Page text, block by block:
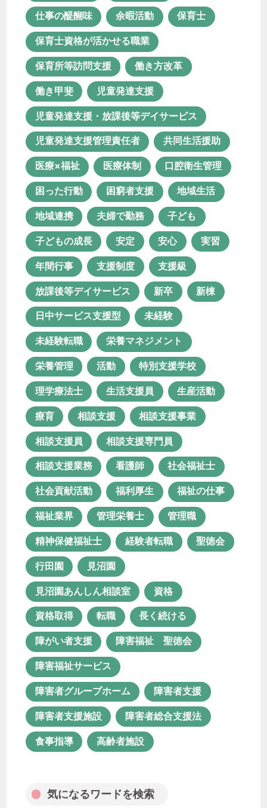
医療体制 口腔衛生管理
困った行動 困窮者支援
地域連携 夫婦で勤務 子ども
子どもの成長 安定 安心
実習 年間行事 支援制度
支援級 放課後等デイサービス
新卒 新棟 日中サービス支援型
未経験 未経験転職
栄養マネジメント 栄養管理 活動
特別支援学校 理学療法士
生活支援員 生産活動 療育
相談支援 相談支援事業
相談支援員 相談支援専門員
相談支援業務 看護師 社会福祉士
社会貢献活動 福利厚生
福祉の仕事 福祉業界 管理栄養士
管理職 精神保健福祉士
経験者転職 聖徳会 行田園
見沼園 見沼園あんしん相談室
資格 資格取得 転職
長く続ける 障がい者支援
障害福祉 聖徳会 障害福祉サービス
障害者グループホーム
障害者支援施設 障害者総合支援法
食事指導 高齢者施設
気になるワードを検索
仕事の醍醐味 余暇活動 保育士
保育士資格が活かせる職業
保育所等訪問支援 働き方改革
働き甲斐 児童発達支援
児童発達支援・放課後等デイサービス
児童発達支援管理責任者 共同生活援助
医療×福祉 医療体制 口腔衛生管理
困った行動 困窮者支援 地域生活
地域連携 夫婦で勤務 子ども
子どもの成長 安定 安心 実習
年間行事 支援制度 支援級
放課後等デイサービス 新卒 新棟
日中サービス支援型 未経験
未経験転職 栄養マネジメント
栄養管理 活動 特別支援学校
理学療法士 生活支援員 生産活動
療育 相談支援 相談支援事業
相談支援員 相談支援専門員
相談支援業務 看護師 社会福祉士
社会貢献活動 福利厚生 福祉の仕事
福祉業界 管理栄養士 管理職
精神保健福祉士 経験者転職 聖徳会
行田園 見沼園
見沼園あんしん相談室 資格
資格取得 転職 長く続ける
障がい者支援 障害福祉 聖徳会
障害福祉サービス
障害者グループホーム 障害者支援
障害者支援施設 障害者総合支援法
食事指導 高齢者施設
気になるワードを検索